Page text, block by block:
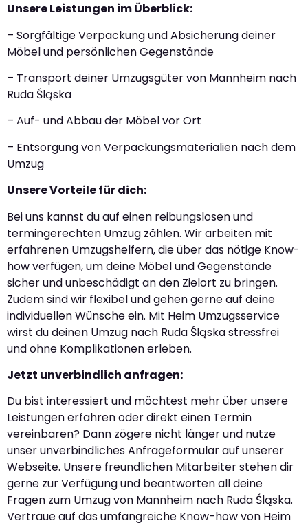
Unsere Leistungen im Überblick:
– Sorgfältige Verpackung und Absicherung deiner
Möbel und persönlichen Gegenstände
– Transport deiner Umzugsgüter von Mannheim nach
Ruda Śląska
– Auf- und Abbau der Möbel vor Ort
– Entsorgung von Verpackungsmaterialien nach dem
Umzug
Unsere Vorteile für dich:
Bei uns kannst du auf einen reibungslosen und
termingerechten Umzug zählen. Wir arbeiten mit
erfahrenen Umzugshelfern, die über das nötige Know-
how verfügen, um deine Möbel und Gegenstände
sicher und unbeschädigt an den Zielort zu bringen.
Zudem sind wir flexibel und gehen gerne auf deine
individuellen Wünsche ein. Mit Heim Umzugsservice
wirst du deinen Umzug nach Ruda Śląska stressfrei
und ohne Komplikationen erleben.
Jetzt unverbindlich anfragen:
Du bist interessiert und möchtest mehr über unsere
Leistungen erfahren oder direkt einen Termin
vereinbaren? Dann zögere nicht länger und nutze
unser unverbindliches Anfrageformular auf unserer
Webseite. Unsere freundlichen Mitarbeiter stehen dir
gerne zur Verfügung und beantworten all deine
Fragen zum Umzug von Mannheim nach Ruda Śląska.
Vertraue auf das umfangreiche Know-how von Heim